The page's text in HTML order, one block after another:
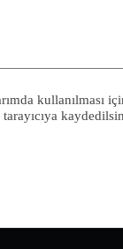
kullanılması